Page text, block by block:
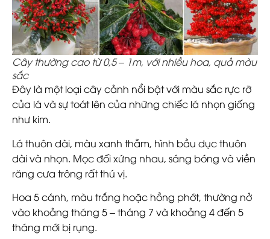
Cây thường cao từ 0,5 – 1m, với nhiều hoa, quả màu
sắc
Đây là một loại cây cảnh nổi bật với màu sắc rực rỡ
của lá và sự toát lên của những chiếc lá nhọn giống
như kim.
Lá thuôn dài, màu xanh thẫm, hình bầu dục thuôn
dài và nhọn. Mọc đối xứng nhau, sáng bóng và viền
răng cưa trông rất thú vị.
Hoa 5 cánh, màu trắng hoặc hồng phớt, thường nở
vào khoảng tháng 5 – tháng 7 và khoảng 4 đến 5
tháng mới bị rụng.